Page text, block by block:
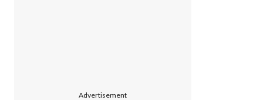
Advertisement